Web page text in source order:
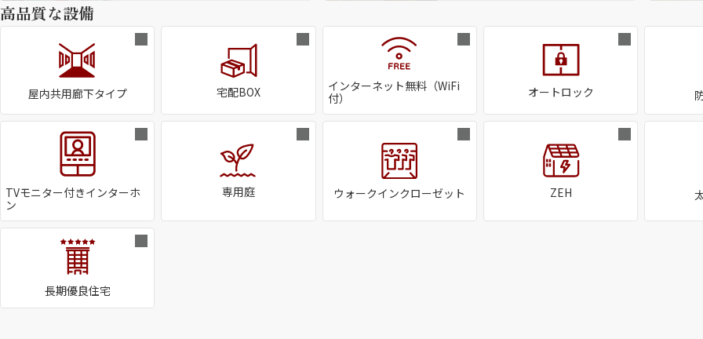
高品質な設備
屋内共用廊下タイプ 宅配BOX
インターネット無料（WiFi
付）
オートロック
TVモニター付きインターホ
ン
専用庭 ウォークインクローゼット ZEH
長期優良住宅